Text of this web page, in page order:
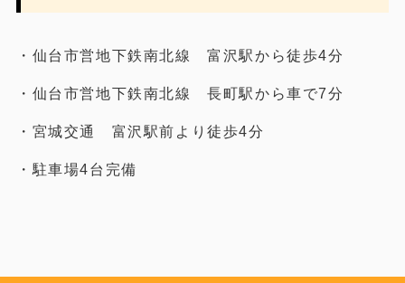
・仙台市営地下鉄南北線 富沢駅から徒歩4分
・仙台市営地下鉄南北線 長町駅から車で7分
・宮城交通 富沢駅前より徒歩4分
・駐車場4台完備